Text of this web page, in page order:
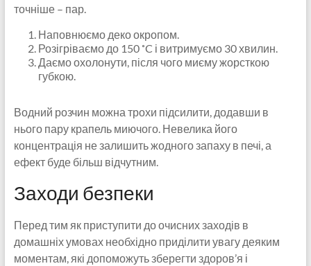
точніше – пар.
Наповнюємо деко окропом.
Розігріваємо до 150 ˚C і витримуємо 30 хвилин.
Даємо охолонути, після чого миєму жорсткою
губкою.
Водний розчин можна трохи підсилити, додавши в
нього пару крапель миючого. Невелика його
концентрація не залишить жодного запаху в печі, а
ефект буде більш відчутним.
Заходи безпеки
Перед тим як приступити до очисних заходів в
домашніх умовах необхідно приділити увагу деяким
моментам, які допоможуть зберегти здоров’я і